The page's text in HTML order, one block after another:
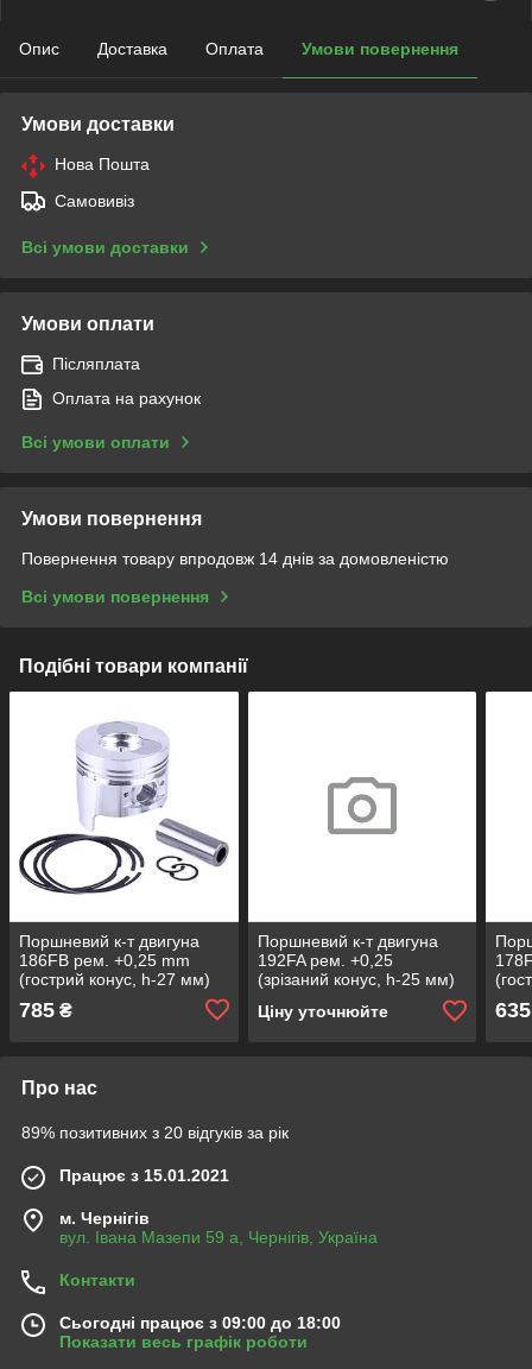
Опис Доставка Оплата Умови повернення
Умови доставки
Нова Пошта
Самовивіз
Всі умови доставки
Умови оплати
Післяплата
Оплата на рахунок
Всі умови оплати
Умови повернення
Повернення товару впродовж 14 днів за домовленістю
Всі умови повернення
Подібні товари компанії
Поршневий к-т двигуна
186FB рем. +0,25 mm
(гострий конус, h-27 мм)
785 ₴
Поршневий к-т двигуна
192FA рем. +0,25
(зрізаний конус, h-25 мм)
Ціну уточнюйте 635
Про нас
89% позитивних з 20 відгуків за рік
Працює з 15.01.2021
м. Чернігів
вул. Івана Мазепи 59 а, Чернігів, Україна
Контакти
Сьогодні працює з 09:00 до 18:00
Показати весь графік роботи